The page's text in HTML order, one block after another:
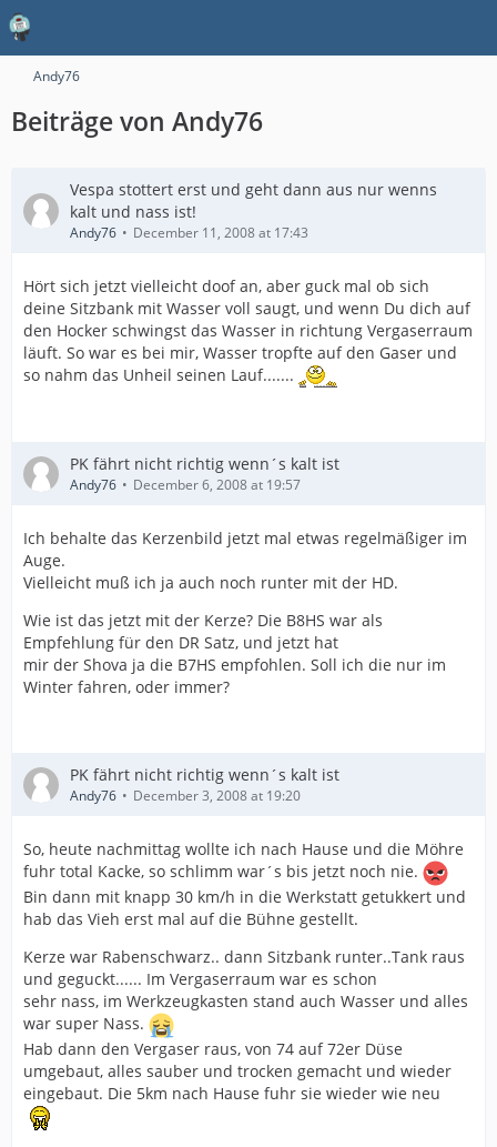
Andy76
Beiträge von Andy76
Vespa stottert erst und geht dann aus nur wenns
kalt und nass ist!
Andy76 December 11, 2008 at 17:43
Hört sich jetzt vielleicht doof an, aber guck mal ob sich
deine Sitzbank mit Wasser voll saugt, und wenn Du dich auf
den Hocker schwingst das Wasser in richtung Vergaserraum
läuft. So war es bei mir, Wasser tropfte auf den Gaser und
so nahm das Unheil seinen Lauf.......
PK fährt nicht richtig wenn´s kalt ist
Andy76 December 6, 2008 at 19:57
Ich behalte das Kerzenbild jetzt mal etwas regelmäßiger im
Auge.
Vielleicht muß ich ja auch noch runter mit der HD.
Wie ist das jetzt mit der Kerze? Die B8HS war als
Empfehlung für den DR Satz, und jetzt hat
mir der Shova ja die B7HS empfohlen. Soll ich die nur im
Winter fahren, oder immer?
PK fährt nicht richtig wenn´s kalt ist
Andy76 December 3, 2008 at 19:20
So, heute nachmittag wollte ich nach Hause und die Möhre
fuhr total Kacke, so schlimm war´s bis jetzt noch nie.
Bin dann mit knapp 30 km/h in die Werkstatt getukkert und
hab das Vieh erst mal auf die Bühne gestellt.
Kerze war Rabenschwarz.. dann Sitzbank runter..Tank raus
und geguckt...... Im Vergaserraum war es schon
sehr nass, im Werkzeugkasten stand auch Wasser und alles
war super Nass.
Hab dann den Vergaser raus, von 74 auf 72er Düse
umgebaut, alles sauber und trocken gemacht und wieder
eingebaut. Die 5km nach Hause fuhr sie wieder wie neu